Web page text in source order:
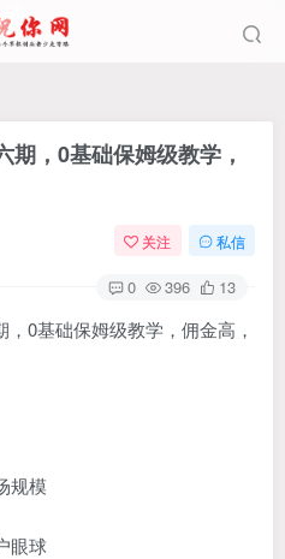
期，0基础保姆级教学，
关注 私信
0 396 13
规模
眼球